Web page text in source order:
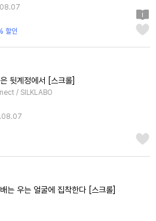
할인
뒷계정에서 [스크롤]
/ SILKLABO
는 우는 얼굴에 집착한다 [스크롤]